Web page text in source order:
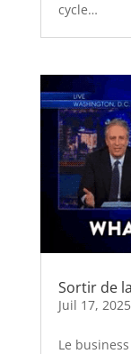
cycle…
Sortir de
Juil 17, 2025
Le